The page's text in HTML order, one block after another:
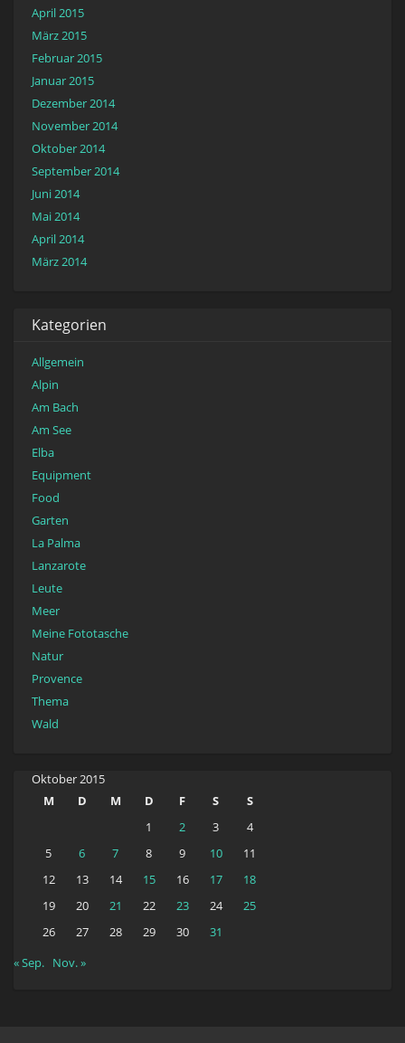
April 2015
März 2015
Februar 2015
Januar 2015
Dezember 2014
November 2014
Oktober 2014
September 2014
Juni 2014
Mai 2014
April 2014
März 2014
Kategorien
Allgemein
Alpin
Am Bach
Am See
Elba
Equipment
Food
Garten
La Palma
Lanzarote
Leute
Meer
Meine Fototasche
Natur
Provence
Thema
Wald
Oktober 2015
M
D M D F S
S
1
2 3
4
5
6 7 8 9 10
11
12
13 14 15 16 17
18
19
20 21 22 23 24
25
26
27 28 29 30
31
« Sep. Nov. »